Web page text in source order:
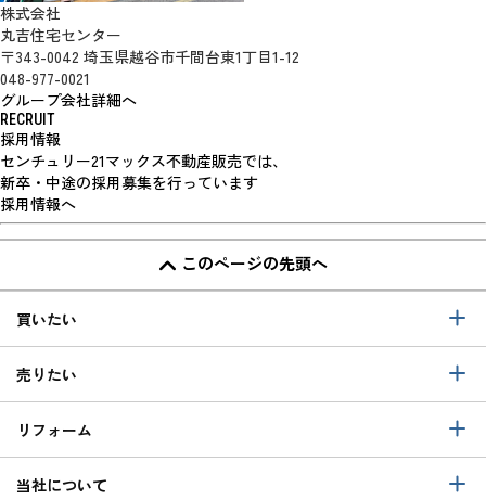
株式会社
丸吉住宅センター
〒343-0042 埼玉県越谷市千間台東1丁目1-12
048-977-0021
グループ会社詳細へ
RECRUIT
採用情報
センチュリー21マックス不動産販売では、
新卒・中途の採用募集を行っています
採用情報へ
このページの先頭へ
買いたい
売りたい
リフォーム
当社について